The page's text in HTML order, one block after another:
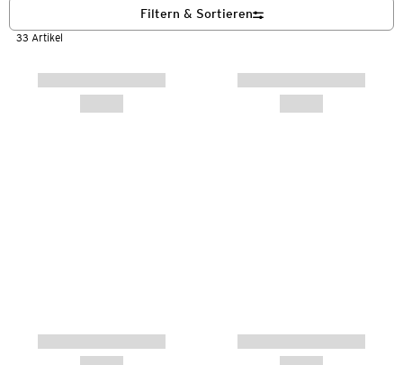
33 Artikel
Filtern & Sortieren